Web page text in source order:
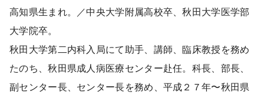
高知県生まれ。／中央大学附属高校卒、秋田大学医学部
大学院卒。
秋田大学第二内科入局にて助手、講師、臨床教授を務め
たのち、秋田県成人病医療センター赴任。科長、部長、
副センター長、センター長を務め、平成２７年〜秋田県